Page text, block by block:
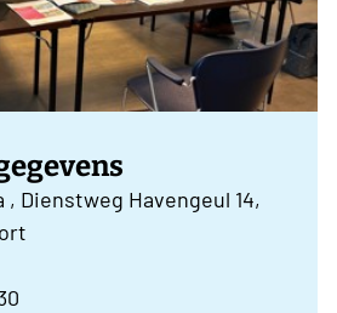
, Dienstweg Havengeul 14,